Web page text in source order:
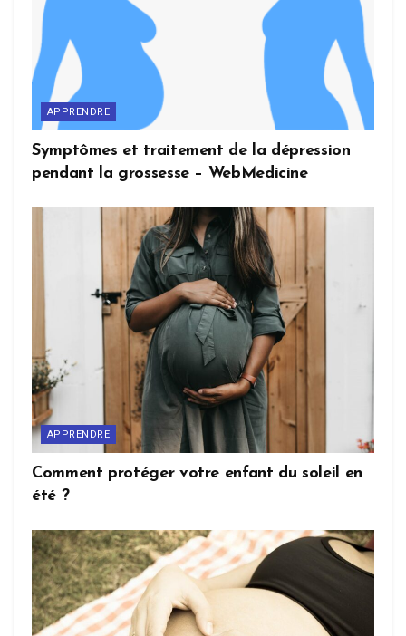
APPRENDRE
Symptômes et traitement de la dépression
pendant la grossesse – WebMedicine
APPRENDRE
Comment protéger votre enfant du soleil en
été ?